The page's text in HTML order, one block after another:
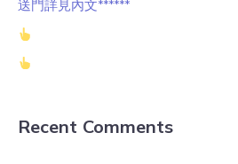
送門詳見內文******
Recent Comments